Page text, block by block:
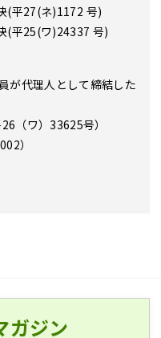
(平27(ネ)1172 号)
(平25(ワ)24337 号)
が代理人として締結した
（ワ）33625号）
）
ガジン